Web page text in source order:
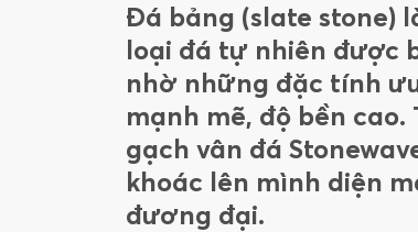
Đá bảng (slate stone)
loại đá tự nhiên được
nhờ những đặc tính
mạnh mẽ, độ bền cao.
gạch vân đá
khoác lên mình diện
đương đại.